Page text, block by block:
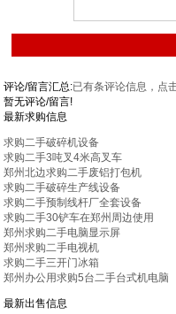
评论/留言汇总:已有条评论信息，点
暂无评论/留言!
最新求购信息
求购二手破碎机设备
求购二手3吨叉4米高叉车
郑州北边求购二手废铝打包机
求购二手破碎生产线设备
求购二手预制线杆厂全套设备
求购二手30铲车在郑州周边使用
郑州求购二手电脑显示屏
郑州求购二手电视机
求购二手三开门冰箱
郑州办公用求购5台二手台式机电脑
最新出售信息